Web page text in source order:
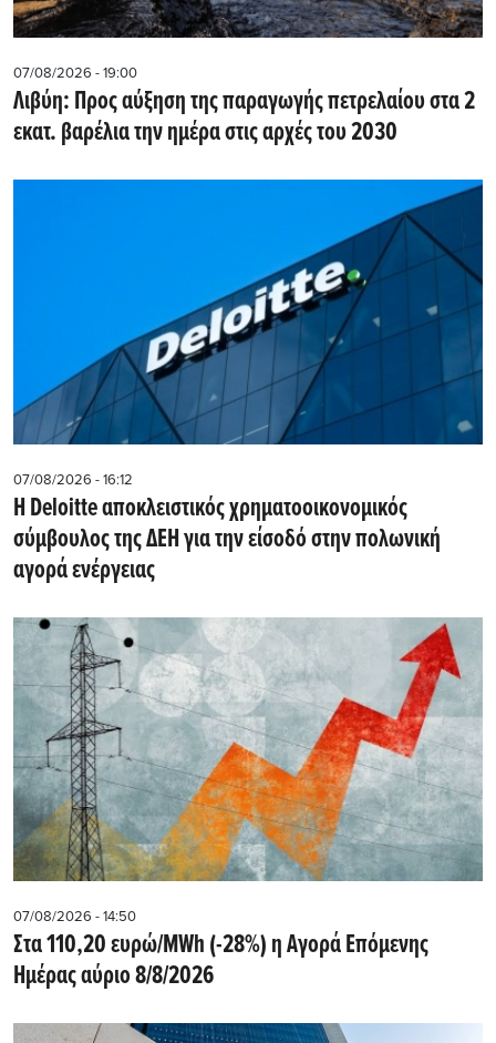
07/08/2026 - 19:00
Λιβύη: Προς αύξηση της παραγωγής πετρελαίου στα 2
εκατ. βαρέλια την ημέρα στις αρχές του 2030
07/08/2026 - 16:12
Η Deloitte αποκλειστικός χρηματοοικονομικός
σύμβουλος της ΔΕΗ για την είσοδό στην πολωνική
αγορά ενέργειας
07/08/2026 - 14:50
Στα 110,20 ευρώ/MWh (-28%) η Αγορά Επόμενης
Ημέρας αύριο 8/8/2026